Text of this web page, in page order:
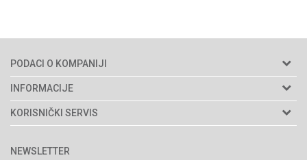
PODACI O KOMPANIJI
Agromarket doo
Adresa: Kraljevačkog bataljona 235/2
34000 Kragujevac, Srbija
webshop@agromarket.rs
INFORMACIJE
O nama
Prodavnice
Brendovi
KORISNIČKI SERVIS
Politika privatnosti
NEWSLETTER